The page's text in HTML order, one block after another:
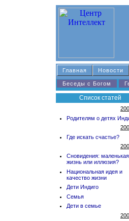
Главная Новости
Беседы с Богом
Список статей
Родителям о детях
Где искать счастье?
Сновидения: маленькая
жизнь или иллюзия?
Национальная идея и
качество жизни
Дети Индиго
Семья
Дети в семье